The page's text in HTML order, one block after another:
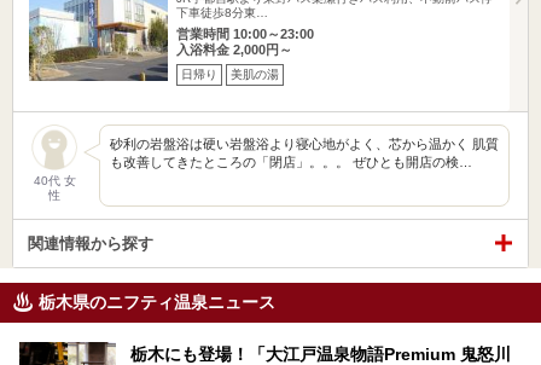
下車徒歩8分東…
営業時間 10:00～23:00
入浴料金 2,000円～
日帰り 美肌の湯
40代 女
性
砂利の岩盤浴は硬い岩盤浴より寝心地がよく、芯から温かく 肌質
も改善してきたところの「閉店」。。。 ぜひとも開店の検…
関連情報から探す
栃木県のニフティ温泉ニュース
栃木にも登場！「大江戸温泉物語Premium 鬼怒川